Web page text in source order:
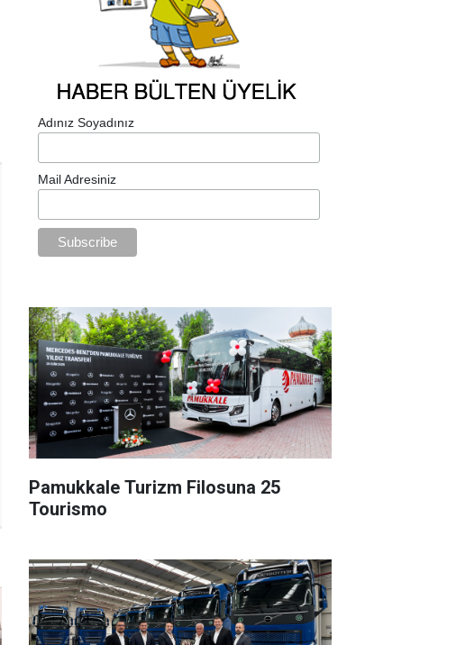
Adınız Soyadınız
Mail Adresiniz
Pamukkale Turizm Filosuna 25
Tourismo